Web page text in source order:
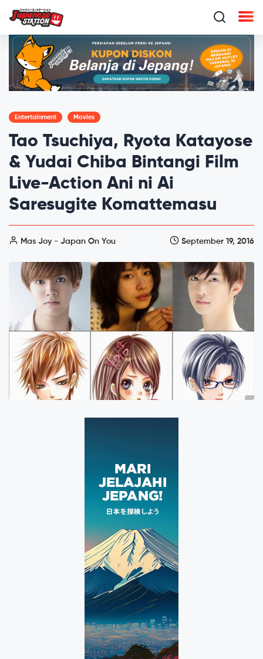
Entertainment Movies
Tao Tsuchiya, Ryota Katayose
& Yudai Chiba Bintangi Film
Live-Action Ani ni Ai
Saresugite Komattemasu
Mas Joy - Japan On You September 19, 2016